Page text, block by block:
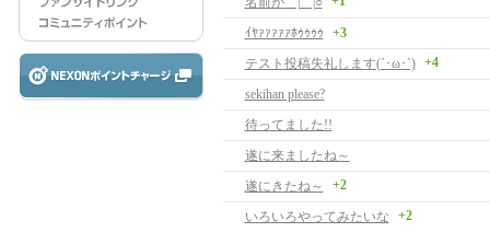
ｲﾔｧｧｧｧｧﾎｩｩｩｩ
+3
テスト投稿失礼します(´･ω･`)
+4
sekihan please?
待ってました!!
遂に来ましたね～
遂にきたね～
+2
いろいろやってみたいな +2